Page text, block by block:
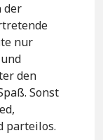
der
nur
den
Sonst
parteilos.